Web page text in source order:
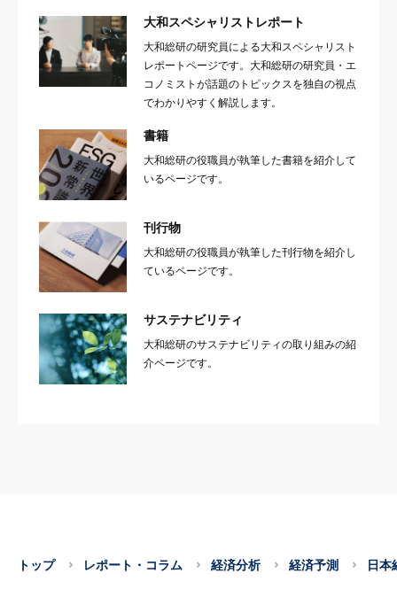
大和スペシャリストレポート
大和総研の研究員による大和スペシャリスト
レポートページです。大和総研の研究員・エ
コノミストが話題のトピックスを独自の視点
でわかりやすく解説します。
書籍
大和総研の役職員が執筆した書籍を紹介して
いるページです。
刊行物
大和総研の役職員が執筆した刊行物を紹介し
ているページです。
サステナビリティ
大和総研のサステナビリティの取り組みの紹
介ページです。
トップ レポート・コラム 経済分析 経済予測 日本